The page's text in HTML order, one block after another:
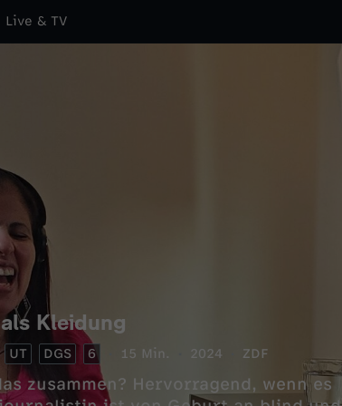
Live & TV
Kleidung
UT DGS 6 15 Min. 2024 ZDF
zusammen? Hervorragend, wenn es